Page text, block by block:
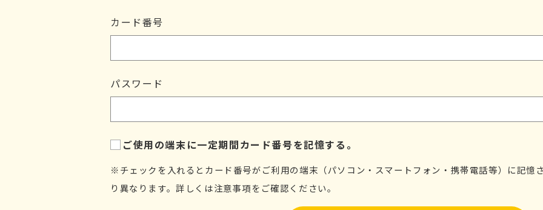
カード番号
パスワード
ご使用の端末に一定期間カード番号を記憶する。
※チェックを入れるとカード番号がご利用の端末（パソコン・スマートフォン・携帯電話等）に記憶
り異なります。詳しくは注意事項をご確認ください。